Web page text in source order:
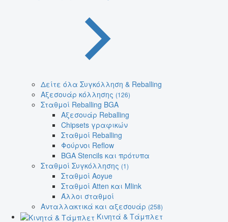
Δείτε όλα Συγκόλληση & Reballing
Αξεσουάρ κόλλησης (126)
Σταθμοί Reballing BGA
Αξεσουάρ Reballing
Chipsets γραφικών
Σταθμοί Reballing
Φούρνοι Reflow
BGA Stencils και πρότυπα
Σταθμοί Συγκόλλησης (1)
Σταθμοί Aoyue
Σταθμοί Atten και Mlink
Άλλοι σταθμοί
Ανταλλακτικά και αξεσουάρ (258)
Κινητά & Τάμπλετ